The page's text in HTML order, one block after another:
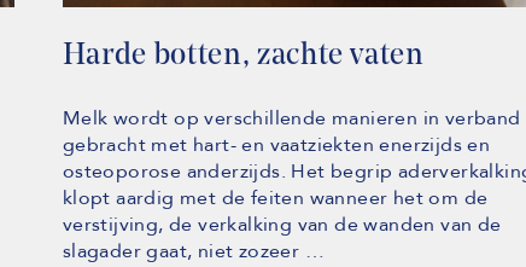
Harde botten, zachte vaten
Melk wordt op verschillende manieren in verband
gebracht met hart- en vaatziekten enerzijds en
osteoporose anderzijds. Het begrip
klopt aardig met de feiten wanneer het om de
verstijving, de verkalking van de wanden van de
slagader gaat, niet zozeer …